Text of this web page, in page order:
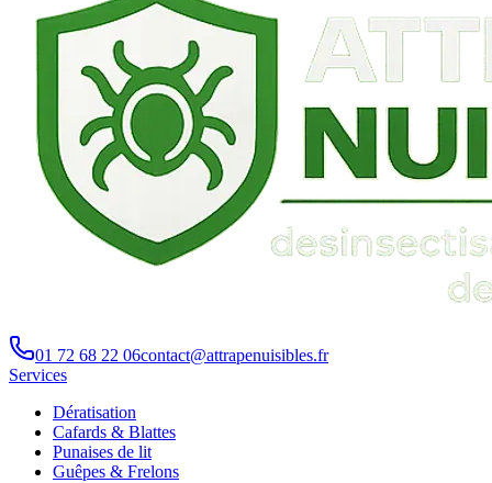
01 72 68 22 06contact@attrapenuisibles.fr
Services
Dératisation
Cafards & Blattes
Punaises de lit
Guêpes & Frelons